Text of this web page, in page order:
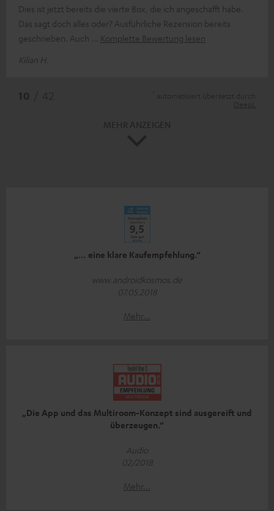
Dies ist jetzt bereits die vierte Box, die ich angeschafft habe.
Das sagt doch alles oder? Ausführliche Rezension bereits
geschrieben. Auch
Komplette Bewertung lesen
Kilian H.
„… eine klare Kaufempfehlung.“
www.androidkosmos.de
07.05.2018
Mehr...
„Die App und das Multiroom-Konzept sind ausgereift und
überzeugen.“
Audio
02/2018
Mehr...